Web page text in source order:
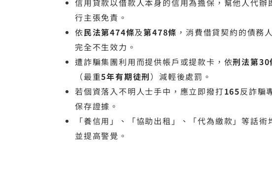
行主張免責。
依民法第474條及第478條 ，消費借貸契約的債務
完全不生效力。
遭詐騙集團利用而提供帳戶或提款卡，依刑法第30
（最重5年有期徒刑）減輕後處罰。
若個資落入不明人士手中，應立即撥打165反詐騙
保存證據。
「養信用」、「協助出租」、「代為繳款」等話
並提高警覺。